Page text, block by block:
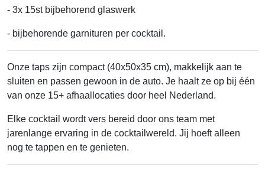
- 3x 15st bijbehorend glaswerk
- bijbehorende garnituren per cocktail.
Onze taps zijn compact (40x50x35 cm), makkelijk aan te
sluiten en passen gewoon in de auto. Je haalt ze op bij één
van onze 15+ afhaallocaties door heel Nederland.
Elke cocktail wordt vers bereid door ons team met
jarenlange ervaring in de cocktailwereld. Jij hoeft alleen
nog te tappen en te genieten.